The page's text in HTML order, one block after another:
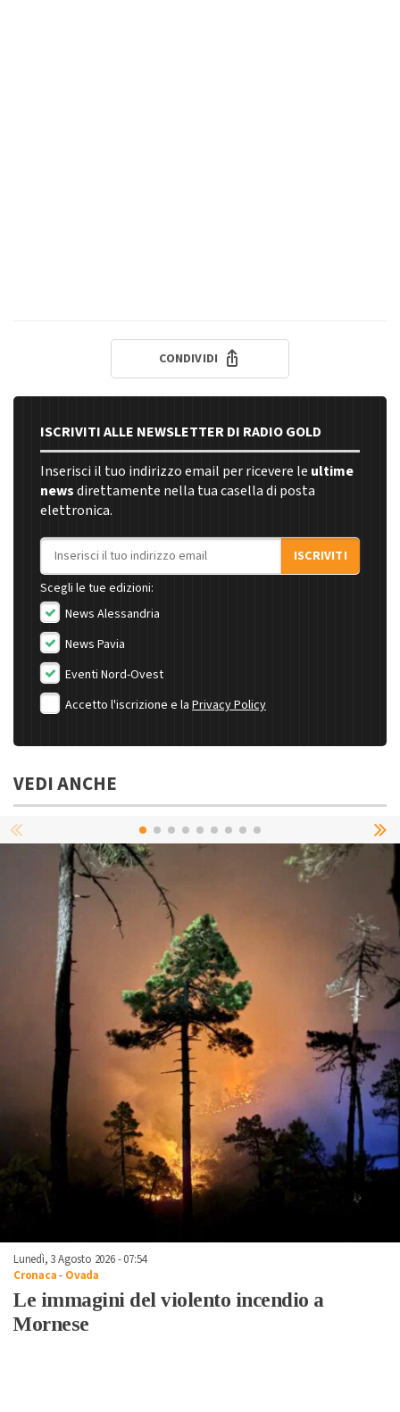
CONDIVIDI
ISCRIVITI ALLE NEWSLETTER DI RADIO GOLD
Inserisci il tuo indirizzo email per ricevere le ultime
newsdirettamente nella tua casella di posta
elettronica.
Indirizzo email
ISCRIVITI
Scegli le tue edizioni:
News Alessandria
News Pavia
Eventi Nord-Ovest
Accetto l'iscrizione e la Privacy Policy
VEDI ANCHE
Lunedì, 3 Agosto 2026 - 07:54
Cronaca- Ovada
Le immagini del violento incendio a
Mornese